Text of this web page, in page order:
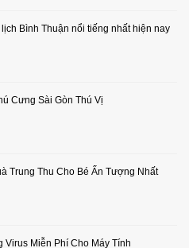
Bình Thuận nổi tiếng nhất hiện nay
Cưng Sài Gòn Thú Vị
Trung Thu Cho Bé Ấn Tượng Nhất
Virus Miễn Phí Cho Máy Tính